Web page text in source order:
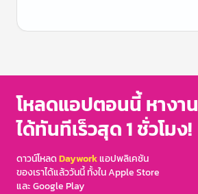
of
โหลดแอปตอนนี้ หางาน
ได้ทันทีเร็วสุด 1 ชั่วโมง!
ดาวน์โหลดDayworkแอปพลิเคชัน
ของเราได้แล้ววันนี้ ทั้งใน Apple Store
และ Google Play